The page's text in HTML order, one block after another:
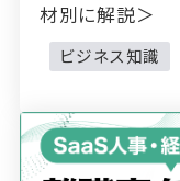
材別に解説＞
ビジネス知識